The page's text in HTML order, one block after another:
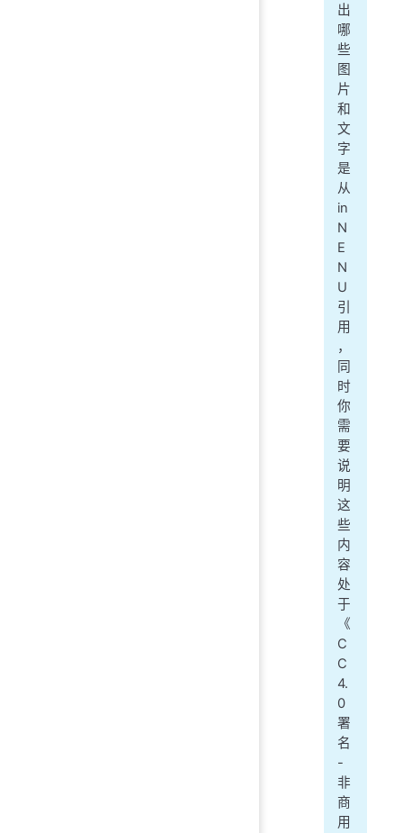
出
哪
些
图
片
和
文
字
是
从
in
N
E
N
U
引
用
，
同
时
你
需
要
说
明
这
些
内
容
处
于
《
C
C
4.
0
署
名
-
非
商
用